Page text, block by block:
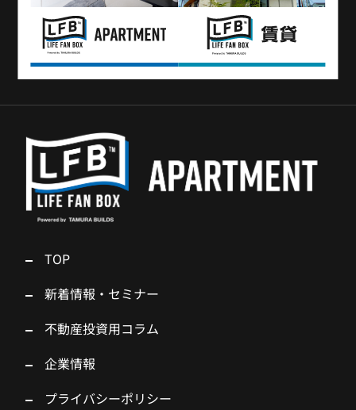
TOP
新着情報・セミナー
不動産投資用コラム
企業情報
プライバシーポリシー